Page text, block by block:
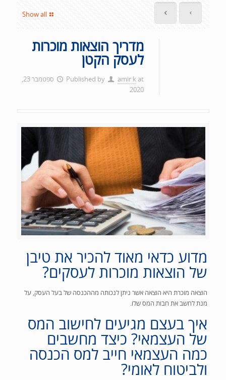
Show all
מדריך הוצאות מוכרות
לעסק הקטן
Published by amir kat
ספטמבר 23,
2020
מדוע כדאי מאוד להכיר את טיבן
של הוצאות מוכרות לעסקים?
הוצאה מוכרת היא הוצאה אשר ניתן לנכותה מההכנסה של בעל העסק, על
מנת לחשב את חבות המס שלו.
איך בעצם מגיעים לחישוב המס
של העצמאי? כיצד מחשבים
כמה העצמאי חייב למס הכנסה
ולביטוח לאומי?